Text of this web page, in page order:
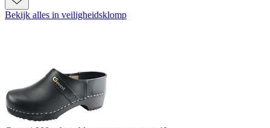
Bekijk alles in veiligheidsklomp